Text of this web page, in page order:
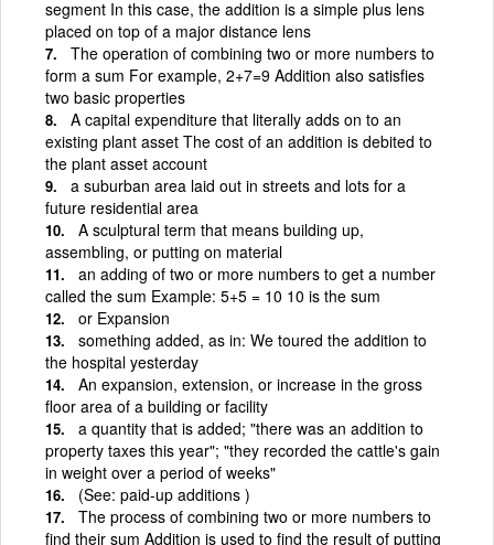
segment In this case, the addition is a simple plus lens
placed on top of a major distance lens
The operation of combining two or more numbers to
form a sum For example, 2+7=9 Addition also satisfies
two basic properties
A capital expenditure that literally adds on to an
existing plant asset The cost of an addition is debited to
the plant asset account
a suburban area laid out in streets and lots for a
future residential area
A sculptural term that means building up,
assembling, or putting on material
an adding of two or more numbers to get a number
called the sum Example: 5+5 = 10 10 is the sum
or Expansion
something added, as in: We toured the addition to
the hospital yesterday
An expansion, extension, or increase in the gross
floor area of a building or facility
a quantity that is added; "there was an addition to
property taxes this year"; "they recorded the cattle's gain
in weight over a period of weeks"
(See: paid-up additions )
The process of combining two or more numbers to
find their sum Addition is used to find the result of putting